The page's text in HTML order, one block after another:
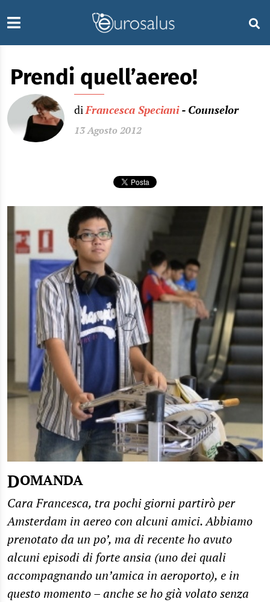
Prendi quell’aereo!
diFrancesca Speciani - Counselor
13 Agosto 2012
DOMANDA
Cara Francesca, tra pochi giorni partirò per
Amsterdam in aereo con alcuni amici. Abbiamo
prenotato da un po’, ma di recente ho avuto
alcuni episodi di forte ansia (uno dei quali
accompagnando un’amica in aeroporto), e in
questo momento – anche se ho già volato senza